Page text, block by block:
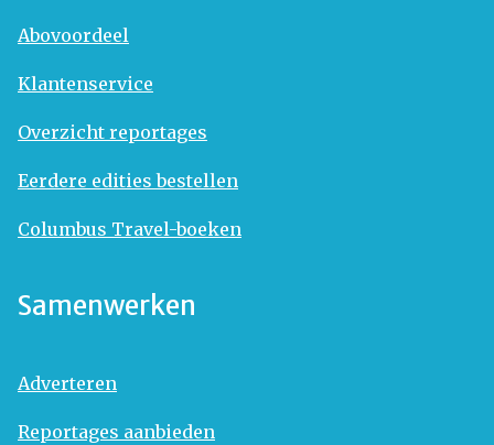
Abovoordeel
Klantenservice
Overzicht reportages
Eerdere edities bestellen
Columbus Travel-boeken
Samenwerken
Adverteren
Reportages aanbieden